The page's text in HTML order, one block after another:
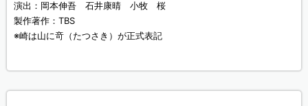
演出：岡本伸吾 石井康晴 小牧 桜
製作著作：TBS
※崎は山に竒（たつさき）が正式表記